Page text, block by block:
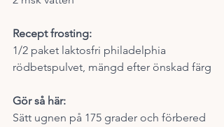
Recept frosting:
1/2 paket laktosfri philadelphia
rödbetspulvet, mängd efter önskad färg
Gör så här:
Sätt ugnen på 175 grader och förbered